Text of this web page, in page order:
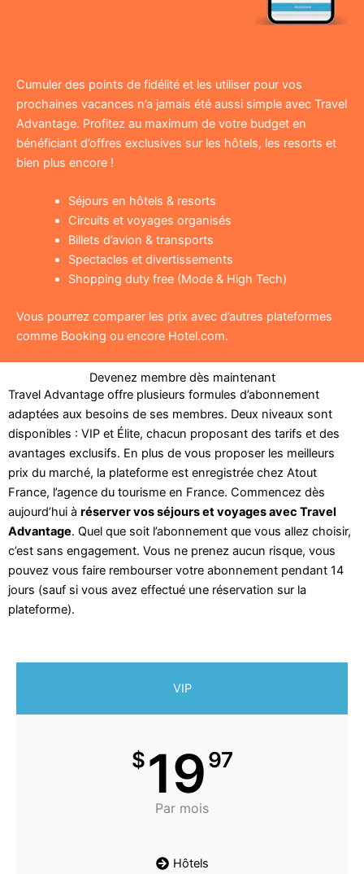
Cumuler des points de fidélité et les utiliser pour vos
prochaines vacances n’a jamais été aussi simple avec Travel
Advantage. Profitez au maximum de votre budget en
bénéficiant d’offres exclusives sur les hôtels, les resorts et
bien plus encore !
Séjours en hôtels & resorts
Circuits et voyages organisés
Billets d’avion & transports
Spectacles et divertissements
Shopping duty free (Mode & High Tech)
Vous pourrez comparer les prix avec d’autres plateformes
comme Booking ou encore Hotel.com.
Devenez membre dès maintenant
Travel Advantage offre plusieurs formules d’abonnement
adaptées aux besoins de ses membres. Deux niveaux sont
disponibles : VIP et Élite, chacun proposant des tarifs et des
avantages exclusifs. En plus de vous proposer les meilleurs
prix du marché, la plateforme est enregistrée chez Atout
France, l’agence du tourisme en France. Commencez dès
aujourd’hui à réserver vos séjours et voyages avec Travel
Advantage. Quel que soit l’abonnement que vous allez choisir,
c’est sans engagement. Vous ne prenez aucun risque, vous
pouvez vous faire rembourser votre abonnement pendant 14
jours (sauf si vous avez effectué une réservation sur la
plateforme).
VIP
$1997
Par mois
Hôtels